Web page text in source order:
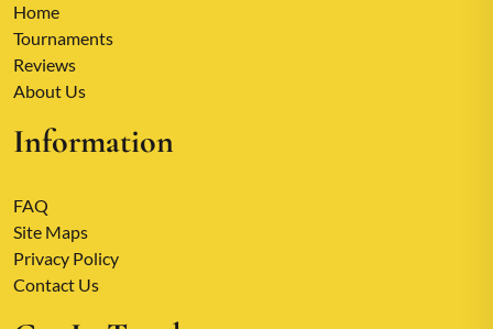
Home
Tournaments
Reviews
About Us
Information
FAQ
Site Maps
Privacy Policy
Contact Us